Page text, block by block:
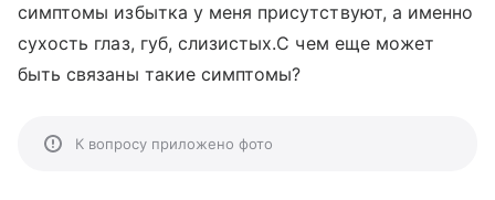
симптомы избытка у меня присутствуют, а именно
сухость глаз, губ, слизистых.С чем еще может
быть связаны такие симптомы?
К вопросу приложено фото